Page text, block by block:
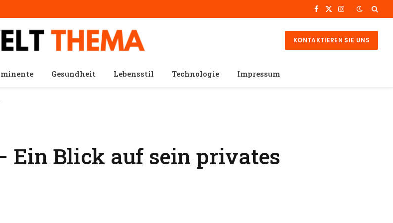
Facebook
X
Instagram
KONTAKTIEREN SIE UNS
Gesundheit Lebensstil Technologie Impressum
Ein Blick auf sein privates